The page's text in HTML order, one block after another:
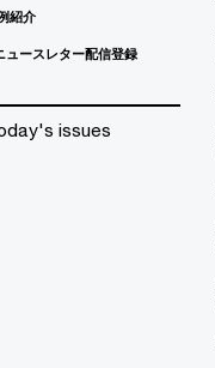
紹介
ュースレター配信登録
issues